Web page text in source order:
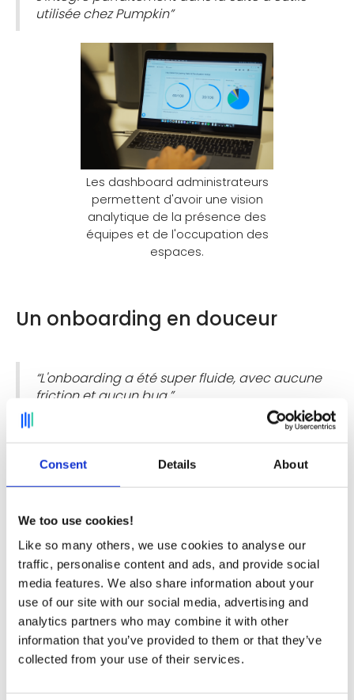
Consent Details About
We too use cookies!
Like so many others, we use cookies to analyse our
traffic, personalise content and ads, and provide social
media features. We also share information about your
use of our site with our social media, advertising and
analytics partners who may combine it with other
information that you’ve provided to them or that they’ve
collected from your use of their services.
utilisée chez Pumpkin”
Les dashboard administrateurs
permettent d'avoir une vision
analytique de la présence des
équipes et de l'occupation des
espaces.
Un onboarding en douceur
“L'onboarding a été super fluide, avec aucune
friction et aucun bug.”
Une des grosses forces de Deskare, c’est la rapidité
administrateur et 2 minutes côté collaborateur,
vous êtes complètement opérationnels. D’ailleurs, il
Un avenir qui peut désormais
s’envisager sereinement
Nous laissons le mot de la fin à Natacha :